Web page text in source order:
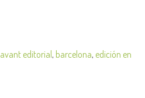
avant editorial, barcelona, edición en